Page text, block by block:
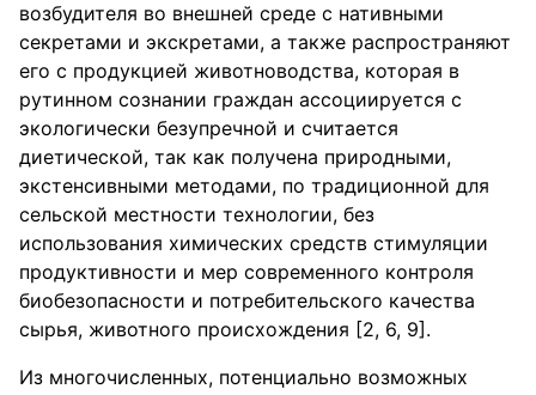
возбудителя во внешней среде с нативными
секретами и экскретами, а также распространяют
его с продукцией животноводства, которая в
рутинном сознании граждан ассоциируется с
экологически безупречной и считается
диетической, так как получена природными,
экстенсивными методами, по традиционной для
сельской местности технологии, без
использования химических средств стимуляции
продуктивности и мер современного контроля
биобезопасности и потребительского качества
сырья, животного происхождения [2, 6, 9].
Из многочисленных, потенциально возможных